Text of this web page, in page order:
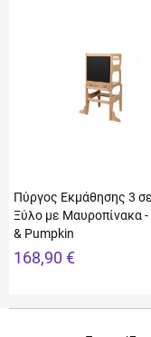
Πύργος Εκμάθησης 3
Ξύλο με Μαυροπίνακα -
& Pumpkin
168,90 €